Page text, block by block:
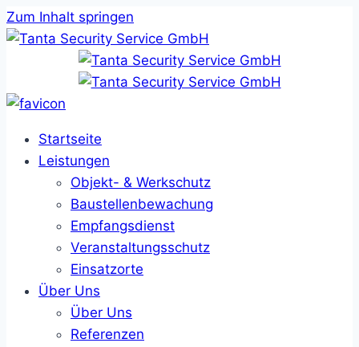
Zum Inhalt springen
Startseite
Leistungen
Objekt- & Werkschutz
Baustellenbewachung
Empfangsdienst
Veranstaltungsschutz
Einsatzorte
Über Uns
Über Uns
Referenzen